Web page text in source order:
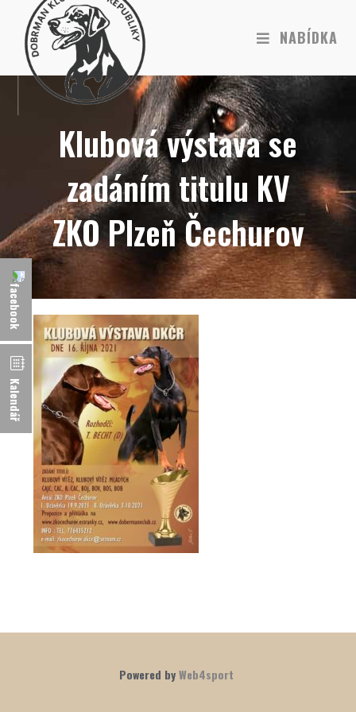
NABÍDKA
Klubová výstava se
zadáním titulu KV
ZKO Plzeň Čechurov
Powered byWeb4sport
Kalendář